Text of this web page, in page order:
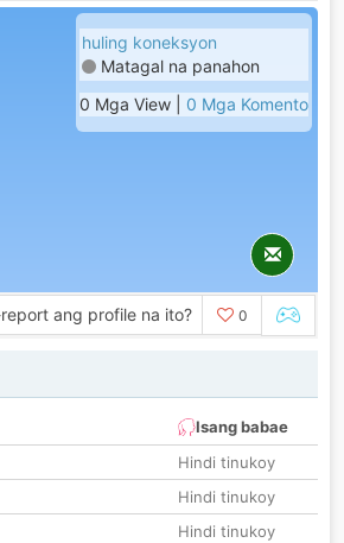
huling koneksyon
Matagal na panahon
0 Mga View | 0 Mga Komento
ang profile na ito? 0
Isang babae
Hindi tinukoy
Hindi tinukoy
Hindi tinukoy